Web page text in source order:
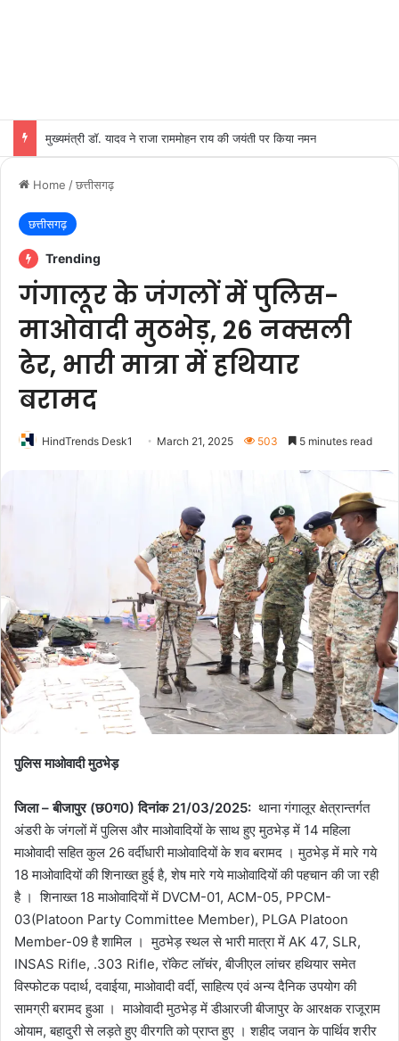
Home /छत्तीसगढ़
छत्तीसगढ़
Trending
गंगालूर के जंगलों में पुलिस-
माओवादी मुठभेड़, 26 नक्सली
ढेर, भारी मात्रा में हथियार
बरामद
HindTrends Desk1 March 21, 2025 503 5 minutes read
पुलिस माओवादी मुठभेड़
जिला – बीजापुर (छ0ग0) दिनांक 21/03/2025: थाना गंगालूर क्षेत्रान्तर्गत
अंडरी के जंगलों में पुलिस और माओवादियों के साथ हुए मुठभेड़ में 14 महिला
माओवादी सहित कुल 26 वर्दीधारी माओवादियों के शव बरामद । मुठभेड़ में मारे गये
18 माओवादियों की शिनाख्त हुई है, शेष मारे गये माओवादियों की पहचान की जा रही
है । शिनाख्त 18 माओवादियों में DVCM-01, ACM-05, PPCM-
03(Platoon Party Committee Member), PLGA Platoon
Member-09 है शामिल । मुठभेड़ स्थल से भारी मात्रा में AK 47, SLR,
INSAS Rifle, .303 Rifle, रॉकेट लॉचंर, बीजीएल लांचर हथियार समेत
विस्फोटक पदार्थ, दवाईया, माओवादी वर्दी, साहित्य एवं अन्य दैनिक उपयोग की
सामग्री बरामद हुआ । माओवादी मुठभेड़ में डीआरजी बीजापुर के आरक्षक राजूराम
ओयाम, बहादुरी से लड़ते हुए वीरगति को प्राप्त हुए । शहीद जवान के पार्थिव शरीर